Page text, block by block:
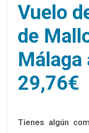
Vuelo
de
29,76€
Tienes algún